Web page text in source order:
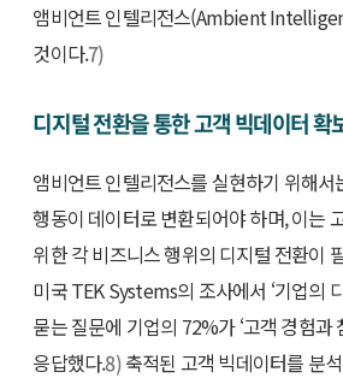
앰비언트 인텔리전스(Ambient
것이다.7)
디지털 전환을 통한 고객 빅데이터 확
앰비언트 인텔리전스를 실현하기 위해서
행동이 데이터로 변환되어야 하며, 이는
위한 각 비즈니스 행위의 디지털 전환이
미국 TEK Systems의 조사에서 ‘기업의
묻는 질문에 기업의 72%가 ‘고객 경험과
응답했다.8)축적된 고객 빅데이터를 분